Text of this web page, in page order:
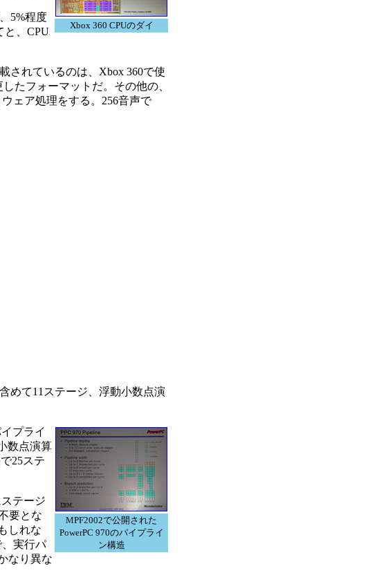
Xbox 360 CPUのダイ
5%程度
と、CPU
されているのは、Xbox 360で使
たフォーマットだ。その他の、
ェア処理をする。256音声で
めて11ステージ、浮動小数点演
MPF2002で公開された
PowerPC 970のパイプライ
ン構造
プライ
数点演算
25ステ
テージ
要とな
しれな
実行パ
なり異な